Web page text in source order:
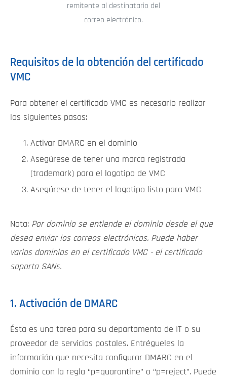
remitente al destinatario del
correo electrónico.
Requisitos de la obtención del certificado
VMC
Para obtener el certificado VMC es necesario realizar
los siguientes pasos:
Activar DMARC en el dominio
Asegúrese de tener una marca registrada
(trademark) para el logotipo de VMC
Asegúrese de tener el logotipo listo para VMC
Nota: Por dominio se entiende el dominio desde el que
desea enviar los correos electrónicos. Puede haber
varios dominios en el certificado VMC - el certificado
soporta SANs.
1. Activación de DMARC
Ésta es una tarea para su departamento de IT o su
proveedor de servicios postales. Entrégueles la
información que necesita configurar DMARC en el
dominio con la regla “p=quarantine” o “p=reject”. Puede